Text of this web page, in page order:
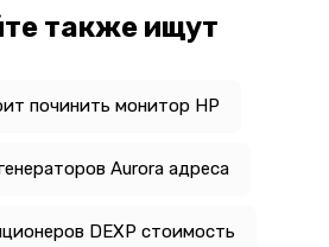
также ищут
починить монитор HP
Aurora адреса
DEXP стоимость